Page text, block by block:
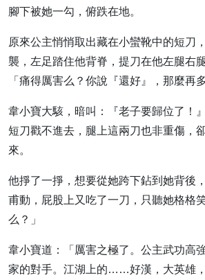
腳下被她一勾，俯跌在地。
原來公主悄悄取出藏在小蠻靴中的短刀
襲，左足踏住他背脊，提刀在他左腿右
「痛得厲害么？你說『還好』，那麼再
韋小寶大駭，暗叫：『老子要歸位了！
短刀戳不進去，腿上這兩刀也非重傷，
來。
他掙了一掙，想要從她跨下鉆到她背後
甫動，屁股上又吃了一刀，只聽她格格
么？」
韋小寶道：「厲害之極了。公主武功高
家的對手。江湖上的……好漢，大英雄